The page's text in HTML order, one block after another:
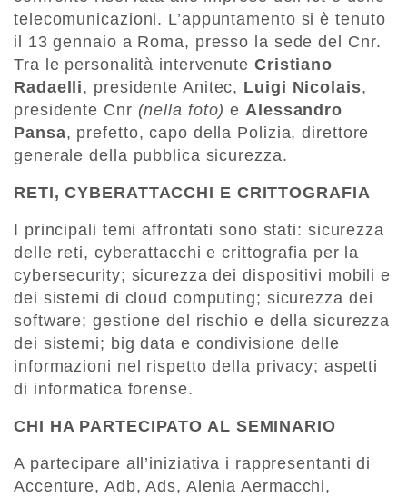
telecomunicazioni. L’appuntamento si è tenuto
il 13 gennaio a Roma, presso la sede del Cnr.
Tra le personalità intervenute Cristiano
Radaelli, presidente Anitec, Luigi Nicolais,
presidente Cnr (nella foto) eAlessandro
Pansa, prefetto, capo della Polizia, direttore
generale della pubblica sicurezza.
RETI, CYBERATTACCHI E CRITTOGRAFIA
I principali temi affrontati sono stati: sicurezza
delle reti, cyberattacchi e crittografia per la
cybersecurity; sicurezza dei dispositivi mobili e
dei sistemi di cloud computing; sicurezza dei
software; gestione del rischio e della sicurezza
dei sistemi; big data e condivisione delle
informazioni nel rispetto della privacy; aspetti
di informatica forense.
CHI HA PARTECIPATO AL SEMINARIO
A partecipare all’iniziativa i rappresentanti di
Accenture, Adb, Ads, Alenia Aermacchi,